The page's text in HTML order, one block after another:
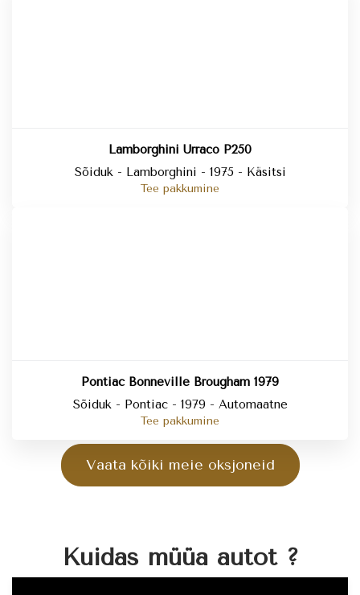
Lamborghini Urraco P250
Sõiduk - Lamborghini - 1975 - Käsitsi
Tee pakkumine
Pontiac Bonneville Brougham 1979
Sõiduk - Pontiac - 1979 - Automaatne
Tee pakkumine
Vaata kõiki meie oksjoneid
Kuidas müüa autot ?